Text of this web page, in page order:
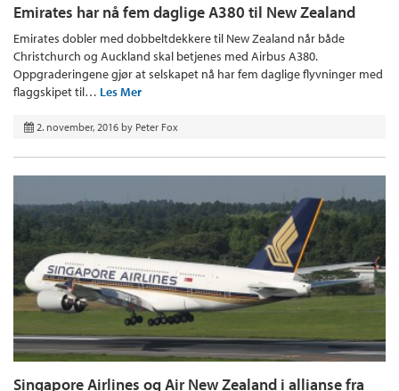
Emirates har nå fem daglige A380 til New Zealand
Emirates dobler med dobbeltdekkere til New Zealand når både
Christchurch og Auckland skal betjenes med Airbus A380.
Oppgraderingene gjør at selskapet nå har fem daglige flyvninger med
flaggskipet til… Les Mer
2. november, 2016 by Peter Fox
Singapore Airlines og Air New Zealand i allianse fra